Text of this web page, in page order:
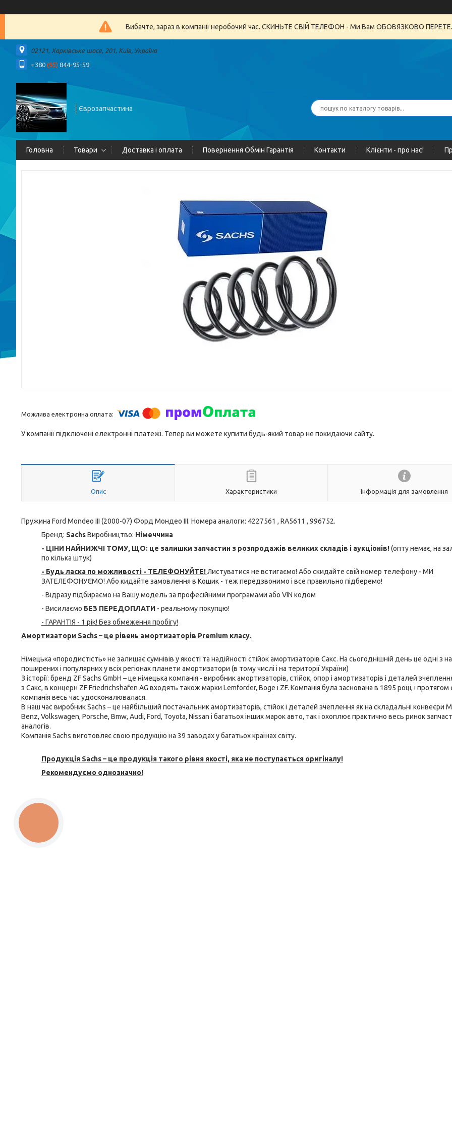
Вибачте, зараз в компанії неробочий час. СКИНЬТЕ СВІЙ ТЕЛЕФОН - Ми Вам ОБОВЯЗКОВО
02121, Харківське шосе, 201, Київ, Україна
+380 (95) 844-95-59
Єврозапчастина
Головна Товари Доставка і оплата Повернення Обмін Гарантія Контакти Клієнти - про нас!
У компанії підключені електронні платежі. Тепер ви можете купити будь-який товар не покидаючи сайту.
Опис Характеристики Інформація для замовлення
Пружина Ford Mondeo III (2000-07) Форд Мондео III. Номера аналоги: 4227561 , RA5611 , 996752.
Бренд: SachsВиробництво: Німеччина
- ЦІНИ НАЙНИЖЧІ ТОМУ, ЩО: це залишки запчастин з розпродажів великих складів і аукціонів!(опту немає, на
по кілька штук)
- Будь ласка по можливості - ТЕЛЕФОНУЙТЕ!Листуватися не встигаємо! Або скидайте свій номер телефону - МИ
ЗАТЕЛЕФОНУЄМО! Або кидайте замовлення в Кошик - теж передзвонимо і все правильно підберемо!
- Відразу підбираємо на Вашу модель за професійними програмами або VIN кодом
- Висилаємо БЕЗ ПЕРЕДОПЛАТИ - реальному покупцю!
- ГАРАНТІЯ - 1 рік! Без обмеження пробігу!
Амортизатори Sachs – це рівень амортизаторів Premium класу.
Німецька «породистість» не залишає сумнівів у якості та надійності стійок амортизаторів Сакс. На сьогоднішній день це одні з
поширених і популярних у всіх регіонах планети амортизатори (в тому числі і на території України)
З історії: бренд ZF Sachs GmbH – це німецька компанія - виробник амортизаторів, стійок, опор і амортизаторів і деталей
з Сакс, в концерн ZF Friedrichshafen AG входять також марки Lemforder, Boge і ZF. Компанія була заснована в 1895 році, і протягом
компанія весь час удосконалювалася.
В наш час виробник Sachs – це найбільший постачальникамортизаторів, стійок і деталей зчеплення як на складальні конвеєри
Benz, Volkswagen, Porsche, Bmw, Audi, Ford, Toyota, Nissan і багатьох інших марок авто, так і охоплює практично весь ринок
аналогів.
Компанія Sachs виготовляє свою продукцію на 39 заводах у багатьох країнах світу.
Продукція Sachs – це продукція такого рівня якості, яка не поступається оригіналу!
Рекомендуємо однозначно!